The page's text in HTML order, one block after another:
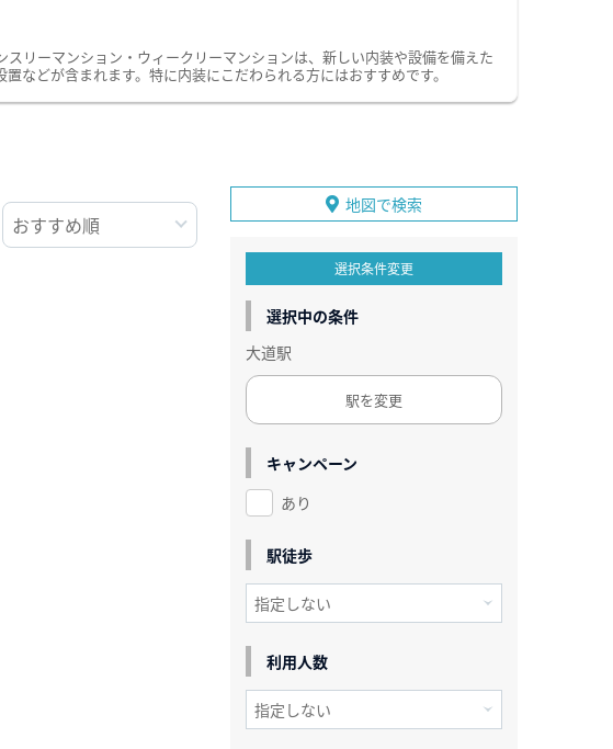
リーマンション・ウィークリーマンションは、新しい内装や設備を備えた
などが含まれます。特に内装にこだわられる方にはおすすめです。
地図で検索
選択条件変更
選択中の条件
大道駅
駅を変更
キャンペーン
あり
駅徒歩
利用人数